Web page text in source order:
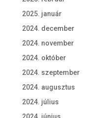
2025. január
2024. december
2024. november
2024. október
2024. szeptember
2024. augusztus
2024. július